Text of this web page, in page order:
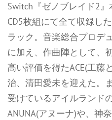
Switch『ゼノブレイド2
CD5枚組にて全て収録し
ラック。音楽総合プロデ
に加え、作曲陣として、
高い評価を得たACE(工藤
治、清田愛未を迎えた。
受けているアイルランド
ANUNA(アヌーナ)や、神